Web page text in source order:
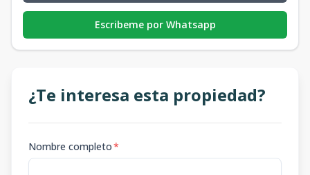
Escribeme por Whatsapp
¿Te interesa esta propiedad?
Nombre completo*